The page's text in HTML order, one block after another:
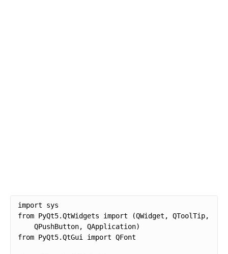
import sys
from PyQt5.QtWidgets import (QWidget, QToolTip,
    QPushButton, QApplication)
from PyQt5.QtGui import QFont